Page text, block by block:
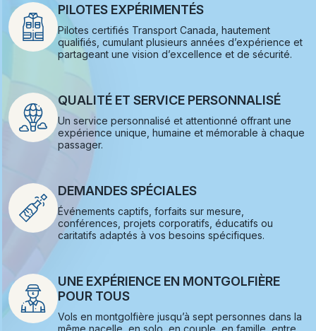
PILOTES EXPÉRIMENTÉS
Pilotes certifiés Transport Canada, hautement
qualifiés, cumulant plusieurs années d’expérience et
partageant une vision d’excellence et de sécurité.
QUALITÉ ET SERVICE PERSONNALISÉ
Un service personnalisé et attentionné offrant une
expérience unique, humaine et mémorable à chaque
passager.
DEMANDES SPÉCIALES
Événements captifs, forfaits sur mesure,
conférences, projets corporatifs, éducatifs ou
caritatifs adaptés à vos besoins spécifiques.
UNE EXPÉRIENCE EN MONTGOLFIÈRE
POUR TOUS
Vols en montgolfière jusqu’à sept personnes dans la
même nacelle, en solo, en couple, en famille, entre